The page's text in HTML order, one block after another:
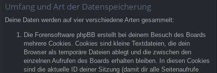
Umfang und Art der Datenspeicherung
Deine Daten werden auf vier verschiedene Arten gesammelt:
Die Forensoftware phpBB erstellt bei deinem Besuch des Boards
mehrere Cookies. Cookies sind kleine Textdateien, die dein
Browser als temporäre Dateien ablegt und die zwischen den
einzelnen Aufrufen des Boards erhalten bleiben. In diesen Cookies
sind die aktuelle ID deiner Sitzung (damit dir alle Seitenaufrufe